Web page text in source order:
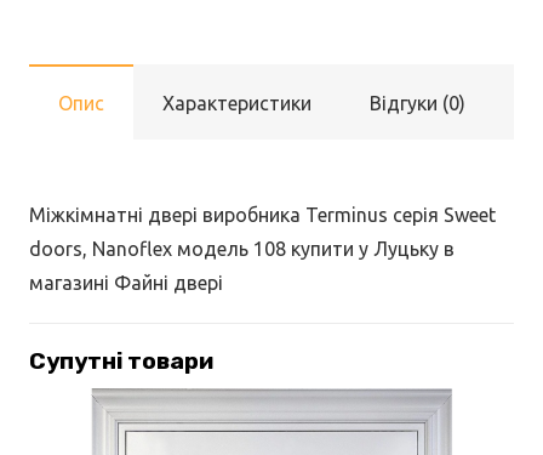
кількість
Опис Характеристики Відгуки (0)
Міжкімнатні двері виробника Terminus серія Sweet
doors, Nanoflex модель 108 купити у Луцьку в
магазині Файні двері
Супутні товари